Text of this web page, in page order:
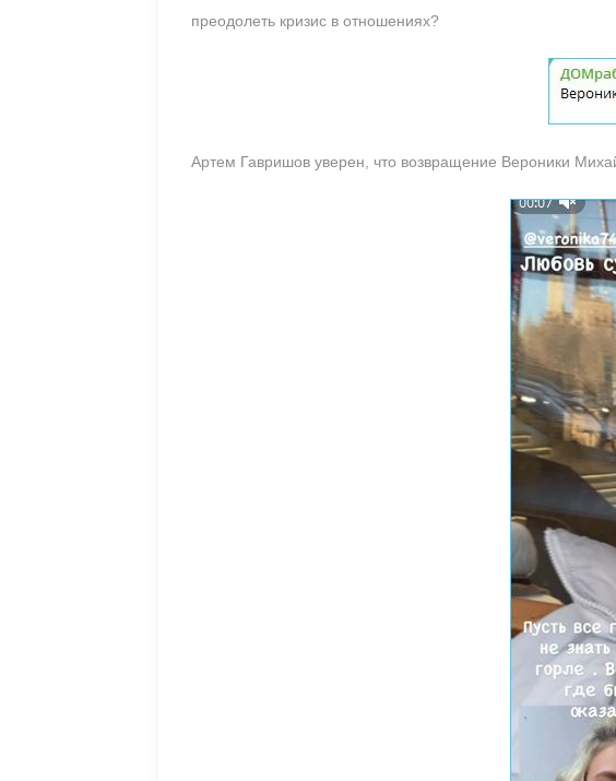
преодолеть кризис в отношениях?
Артем Гавришов уверен, что возвращение Вероники